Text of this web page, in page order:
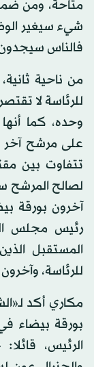
متاحة، ومن
شيء سيغير
فالناس سيجدون
من ناحية
للرئاسة لا
وحده، كما
على مرشح آخر
تتفاوت بين
لصالح المرشح
آخرون بورقة
رئيس مجلس
المستقبل
للرئاسة،
مكاري أكد
بورقة بيضاء
الرئيس،